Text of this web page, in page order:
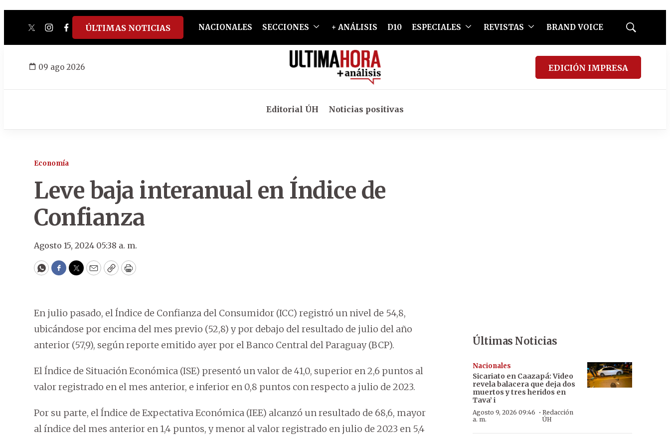
twitterinstagram
facebook
tiktokyoutube
spotify
ÚLTIMAS NOTICIAS NACIONALES SECCIONES + ANÁLISIS D10 ESPECIALES REVISTAS BRAND VOICE
Mostrar
09 ago 2026 EDICIÓN IMPRESA
Editorial ÚH Noticias positivas
Economía
Leve baja interanual en Índice de
Confianza
Agosto 15, 2024 05:38 a. m.
WhatsApp
Facebook
Twitter
EmailCopyPrint
En julio pasado, el Índice de Confianza del Consumidor (ICC) registró un nivel de 54,8,
ubicándose por encima del mes previo (52,8) y por debajo del resultado de julio del año
anterior (57,9), según reporte emitido ayer por el Banco Central del Paraguay (BCP).
El Índice de Situación Económica (ISE) presentó un valor de 41,0, superior en 2,6 puntos al
valor registrado en el mes anterior, e inferior en 0,8 puntos con respecto a julio de 2023.
Por su parte, el Índice de Expectativa Económica (IEE) alcanzó un resultado de 68,6, mayor
al índice del mes anterior en 1,4 puntos, y menor al valor registrado en julio de 2023 en 5,4
Últimas Noticias
Nacionales
Sicariato en Caazapá: Video
revela balacera que deja dos
muertos y tres heridos en
Tava’ i
Agosto 9, 2026 09:46
a. m.
·Redacción
ÚH